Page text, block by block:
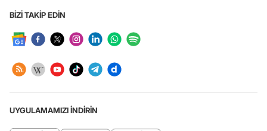
BİZİ TAKİP EDİN
UYGULAMAMIZI İNDİRİN